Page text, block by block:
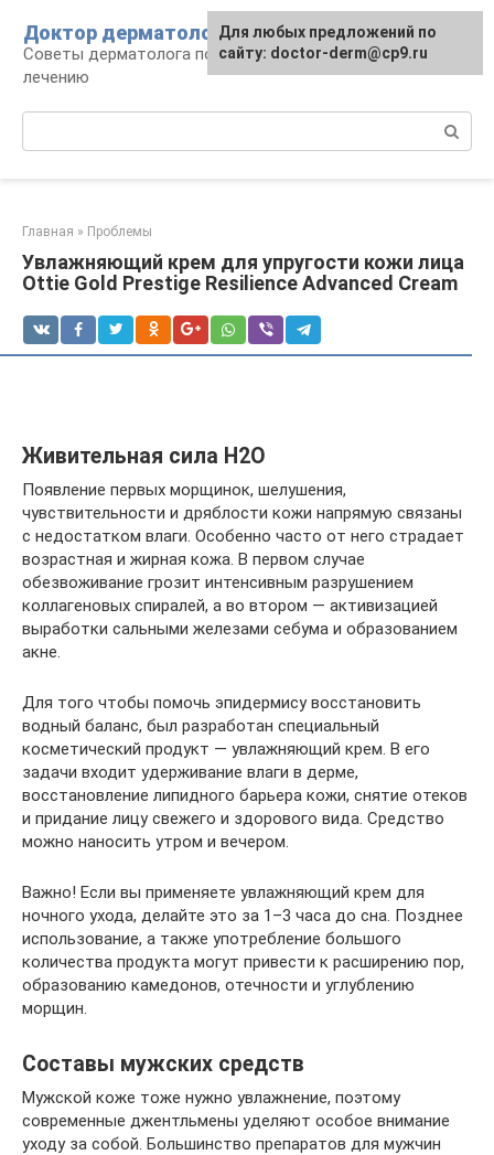
контенту
Доктор дерматолог
Советы дерматолога по уходу за кожей и
лечению
Главная » Проблемы
Увлажняющий крем для упругости кожи лица
Ottie Gold Prestige Resilience Advanced Cream
Живительная сила H2O
Появление первых морщинок, шелушения,
чувствительности и дряблости кожи напрямую связаны
с недостатком влаги. Особенно часто от него страдает
возрастная и жирная кожа. В первом случае
обезвоживание грозит интенсивным разрушением
коллагеновых спиралей, а во втором — активизацией
выработки сальными железами себума и образованием
акне.
Для того чтобы помочь эпидермису восстановить
водный баланс, был разработан специальный
косметический продукт — увлажняющий крем. В его
задачи входит удерживание влаги в дерме,
восстановление липидного барьера кожи, снятие отеков
и придание лицу свежего и здорового вида. Средство
можно наносить утром и вечером.
Важно! Если вы применяете увлажняющий крем для
ночного ухода, делайте это за 1–3 часа до сна. Позднее
использование, а также употребление большого
количества продукта могут привести к расширению пор,
образованию камедонов, отечности и углублению
морщин.
Составы мужских средств
Мужской коже тоже нужно увлажнение, поэтому
современные джентльмены уделяют особое внимание
уходу за собой. Большинство препаратов для мужчин
Для любых предложений по
сайту: doctor-derm@cp9.ru